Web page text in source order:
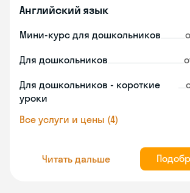
Английский язык
Мини-курс для дошкольников
Для дошкольников
Для дошкольников - короткие
уроки
Все услуги и цены (4)
Читать дальше